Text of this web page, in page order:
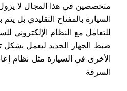
متخصصين في هذا المجال لا
السيارة بالمفتاح التقليدي بل
للتعامل مع النظام الإلكتروني
ضبط الجهاز الجديد ليعمل بشكل
الأخرى في السيارة مثل نظام
السرقة